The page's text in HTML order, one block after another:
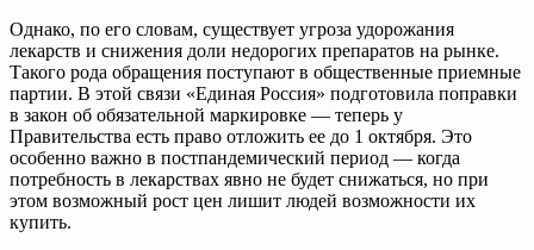
Однако, по его словам, существует угроза удорожания
лекарств и снижения доли недорогих препаратов на рынке.
Такого рода обращения поступают в общественные приемные
партии. В этой связи «Единая Россия» подготовила поправки
в закон об обязательной маркировке — теперь у
Правительства есть право отложить ее до 1 октября. Это
особенно важно в постпандемический период — когда
потребность в лекарствах явно не будет снижаться, но при
этом возможный рост цен лишит людей возможности их
купить.